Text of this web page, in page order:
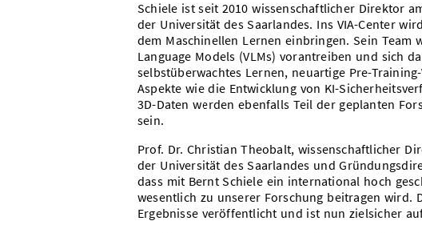
Schiele ist seit 2010 wissenschaftlicher Direktor
der Universität des Saarlandes. Ins VIA-Center
dem Maschinellen Lernen einbringen. Sein
Language Models (VLMs) vorantreiben und sich
selbstüberwachtes Lernen, neuartige Pre-
Aspekte wie die Entwicklung von KI-
3D-Daten werden ebenfalls Teil der geplanten
sein.
Prof. Dr. Christian Theobalt, wissenschaftlicher
der Universität des Saarlandes und
dass mit Bernt Schiele ein international hoch
wesentlich zu unserer Forschung beitragen wird.
Ergebnisse veröffentlicht und ist nun zielsicher